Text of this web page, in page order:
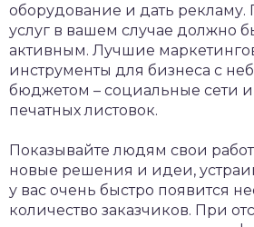
оборудование и дать
услуг в вашем случае должно
активным. Лучшие
инструменты для бизнеса с
бюджетом – социальные сети
печатных листовок.
Показывайте людям свои
новые решения и идеи,
у вас очень быстро появится
количество заказчиков. При